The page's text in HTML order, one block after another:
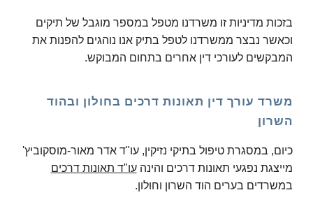
בזכות מדיניות זו משרדנו מטפל במספר מוגבל של תיקים
וכאשר נבצר ממשרדנו לטפל בתיק אנו נוהגים להפנות את
המבקשים לעורכי דין אחרים בתחום המבוקש.
משרד עורך דין תאונות דרכים בחולון ובהוד
השרון
כיום, במסגרת טיפול בתיקי נזיקין, עו"ד אדר מאור-מוסקוביץ'
מייצגת נפגעי תאונות דרכים והינה עו"ד תאונות דרכים
במשרדים בערים הוד השרון וחולון.